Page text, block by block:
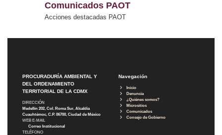
Comunicados PAOT
Acciones destacadas PAOT
PROCURADURÍA AMBIENTAL Y
DEL ORDENAMIENTO
TERRITORIAL DE LA CDMX
DIRECCIÓN
Medellín 202, Col. Roma Sur, Alcaldía
Cuauhtémoc, C.P. 06700, Ciudad de México
WEB E-MAIL
Correo Institucional
TELÉFONO
Navegación
Inicio
Denuncia
¿Quiénes somos?
Micrositios
Comunicados
Consejo de Gobierno